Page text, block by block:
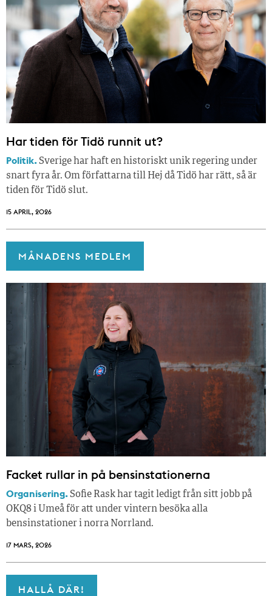
Har tiden för Tidö runnit ut?
Politik.Sverige har haft en historiskt unik regering under
snart fyra år. Om författarna till Hej då Tidö har rätt, så är
tiden för Tidö slut.
15 APRIL, 2026
MÅNADENS MEDLEM
Facket rullar in på bensinstationerna
Organisering.Sofie Rask har tagit ledigt från sitt jobb på
OKQ8 i Umeå för att under vintern besöka alla
bensinstationer i norra Norrland.
17 MARS, 2026
HALLÅ DÄR!